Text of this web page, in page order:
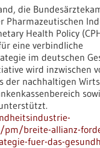
die
Pharmazeutischen
Health Policy
eine verbindliche
im deutschen
wird inzwischen
der nachhaltigen
pm/breite-allianz-
fuer-das-